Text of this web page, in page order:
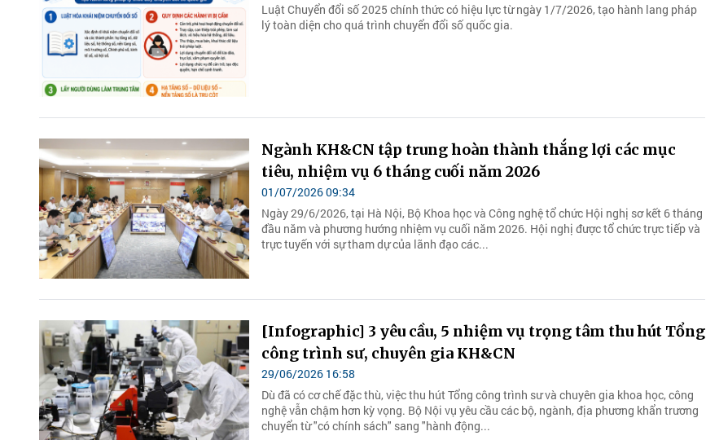
Luật Chuyển đổi số 2025 chính thức có hiệu lực từ ngày 1/7/2026, tạo hành lang pháp
lý toàn diện cho quá trình chuyển đổi số quốc gia.
Ngành KH&CN tập trung hoàn thành thắng lợi các mục
tiêu, nhiệm vụ 6 tháng cuối năm 2026
01/07/2026 09:34
Ngày 29/6/2026, tại Hà Nội, Bộ Khoa học và Công nghệ tổ chức Hội nghị sơ kết 6 tháng
đầu năm và phương hướng nhiệm vụ cuối năm 2026. Hội nghị được tổ chức trực tiếp và
trực tuyến với sự tham dự của lãnh đạo các...
[Infographic] 3 yêu cầu, 5 nhiệm vụ trọng tâm thu hút Tổng
công trình sư, chuyên gia KH&CN
29/06/2026 16:58
Dù đã có cơ chế đặc thù, việc thu hút Tổng công trình sư và chuyên gia khoa học, công
nghệ vẫn chậm hơn kỳ vọng. Bộ Nội vụ yêu cầu các bộ, ngành, địa phương khẩn trương
chuyển từ "có chính sách" sang "hành động...